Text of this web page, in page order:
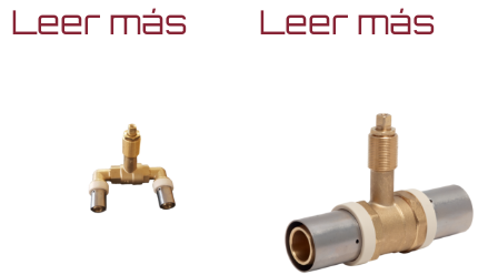
Leer más Leer más